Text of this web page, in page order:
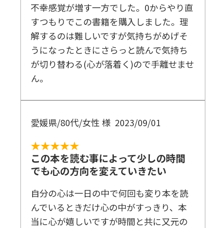
不幸感覚が増す一方でした。0からやり直
すつもりでこの書籍を購入しました。理
解するのは難しいですが気持ちがめげそ
うになったときにさらっと読んで気持ち
が切り替わる(心が落着く)ので手離せませ
ん。
愛媛県/80代/女性 様 2023/09/01
★★★★★
この本を読む事によって少しの時間
でも心の方向を変えていきたい
自分の心は一日の中で何回も変り本を読
んでいるときだけ心の中がすっきり、本
当に心が嬉しいですが時間と共に又元の